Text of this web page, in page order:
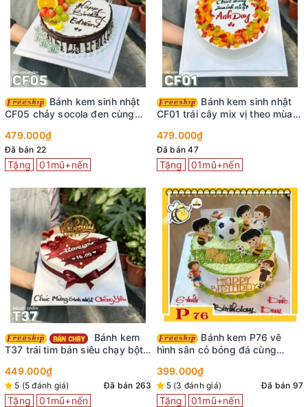
Bánh kem sinh nhật
CF05 chảy socola đen cùng
479.000₫
Đã bán 22
Tặng 01mũ+nến
CF01 trái cây mix vị theo mùa
479.000₫
Đã bán 47
Tặng 01mũ+nến
T37 trái tim bán siêu chạy bột
băng sáng tạo
449.000₫
5 (5 đánh giá) Đã bán 263
Tặng 01mũ+nến
hình sân cỏ bóng đá cùng
vẻ
399.000₫
5 (3 đánh giá) Đã bán 97
Tặng 01mũ+nến